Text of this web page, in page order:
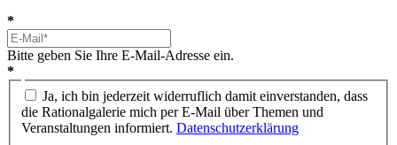
*
Bitte geben Sie Ihre E-Mail-Adresse ein.
*
Ja, ich bin jederzeit widerruflich damit einverstanden, dass
die Rationalgalerie mich per E-Mail über Themen und
Veranstaltungen informiert. Datenschutzerklärung